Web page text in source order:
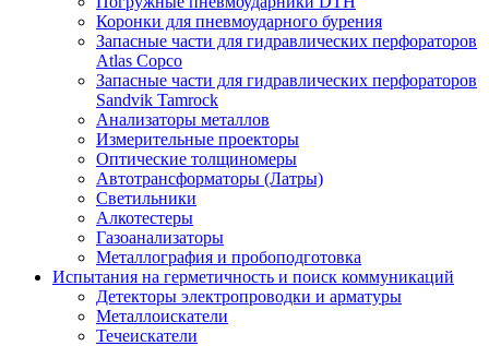
Коронки для пневмоударного бурения
Запасные части для гидравлических перфораторов
Atlas Copco
Запасные части для гидравлических перфораторов
Sandvik Tamrock
Анализаторы металлов
Измерительные проекторы
Оптические толщиномеры
Автотрансформаторы (Латры)
Светильники
Алкотестеры
Газоанализаторы
Металлография и пробоподготовка
Испытания на герметичность и поиск коммуникаций
Детекторы электропроводки и арматуры
Металлоискатели
Течеискатели